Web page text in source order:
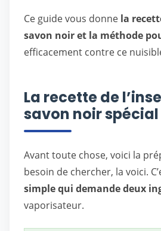
Ce guide vous donne la
savon noir et la méthode
efficacement contre ce
La recette de
savon noir
Avant toute chose, voici la
besoin de chercher, la voici.
simple qui demande deux
vaporisateur.